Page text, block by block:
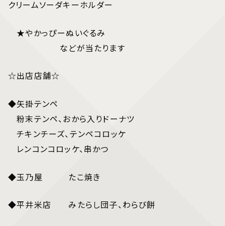
クリームソーダキーホルダー
★やかっぴーぬいぐるみ
などが当たります
☆出店店舗☆
◆矢掛テンペ
粉末テンペ、おから入りドーナツ
チキンチーズ、テンペコロッケ
レンコンコロッケ、串かつ
◆玉乃屋 たこ焼き
◆平井米店 みたらし団子、わらび餅